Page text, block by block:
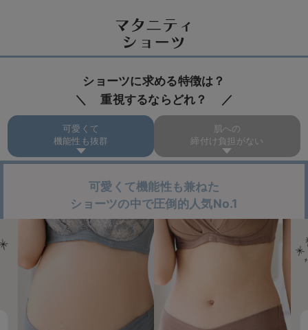
地、だけど綺麗なシルエット、
見た目の助産院監修シリーズ第1作目
トグミ入りママふわブラ」が誕生。
30,000件以上の乳房ケアに携わってきた
やした助産院」宮下美代子院長をはじめスタッ
フの方々、通院されている妊産婦の皆様にご協
力いただき商品が誕生しました。
お客様のお喜びの声をもとに
「助産院監修シリ
マタニティ
ショーツ
ショーツに求める特徴は？
重視するならどれ？
可愛くて
機能性も抜群
肌への
締付け負担がない
可愛くて機能性も兼ねた
ショーツの中で圧倒的人気No.1